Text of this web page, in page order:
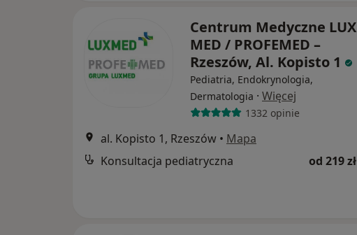
Centrum Medyczne LUX
MED / PROFEMED –
Rzeszów, Al. Kopisto 1
Pediatria, Endokrynologia,
Dermatologia · Więcej
1332 opinie
al. Kopisto 1, Rzeszów • Mapa
Konsultacja pediatryczna
od 219 zł